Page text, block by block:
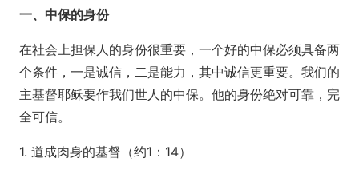
一、中保的身份
在社会上担保人的身份很重要，一个好的中保必须具备两
个条件，一是诚信，二是能力，其中诚信更重要。我们的
主基督耶稣要作我们世人的中保。他的身份绝对可靠，完
全可信。
1. 道成肉身的基督（约1：14）